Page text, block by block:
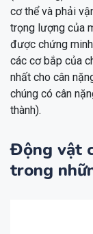
cơ thể và phải
trọng lượng của
được chứng
các cơ bắp của
nhất cho cân
chúng có cân
thành).
Động vật
trong